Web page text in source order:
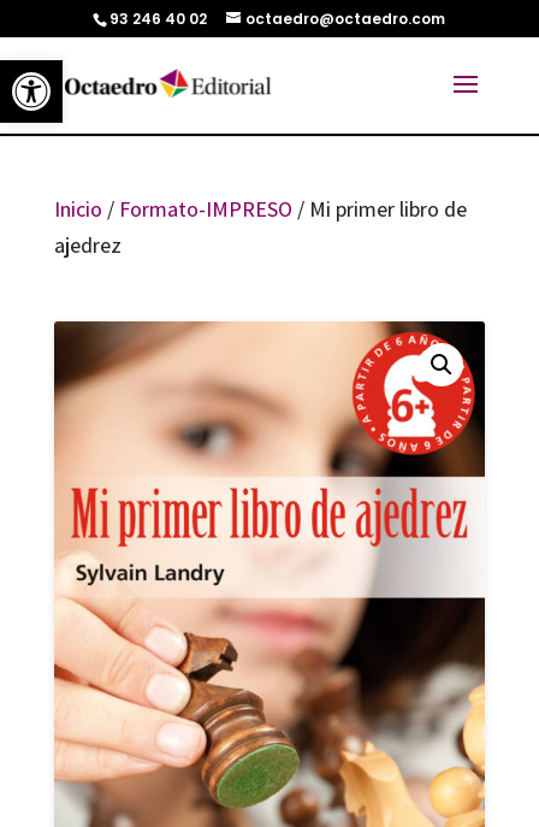
Abrir barra de herramientas
93 246 40 02 octaedro@octaedro.com
Inicio / Formato-IMPRESO / Mi primer libro de
ajedrez